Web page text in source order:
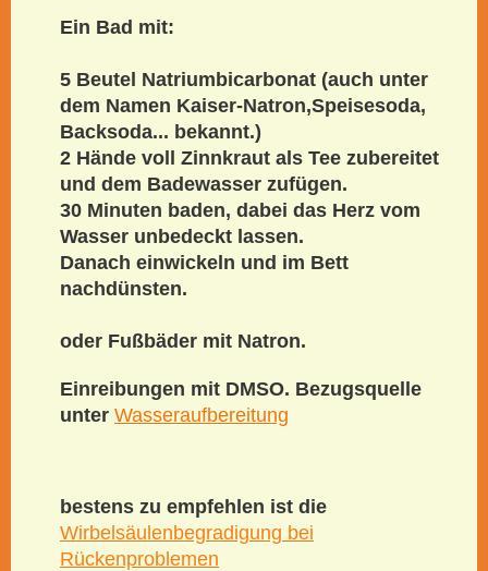
Ein Bad mit:
5 Beutel Natriumbicarbonat (auch unter
dem Namen Kaiser-Natron,Speisesoda,
Backsoda... bekannt.)
2 Hände voll Zinnkraut als Tee zubereitet
und dem Badewasser zufügen.
30 Minuten baden, dabei das Herz vom
Wasser unbedeckt lassen.
Danach einwickeln und im Bett
nachdünsten.
oder Fußbäder mit Natron.
Einreibungen mit DMSO. Bezugsquelle
unter Wasseraufbereitung
bestens zu empfehlen ist die
Wirbelsäulenbegradigung bei
Rückenproblemen